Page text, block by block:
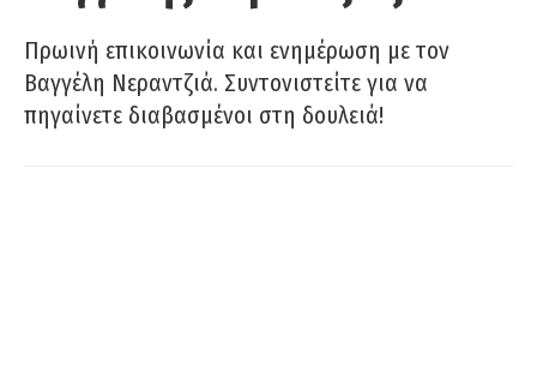
Πρωινή επικοινωνία και ενημέρωση με τον
Βαγγέλη Νεραντζιά. Συντονιστείτε για να
πηγαίνετε διαβασμένοι στη δουλειά!